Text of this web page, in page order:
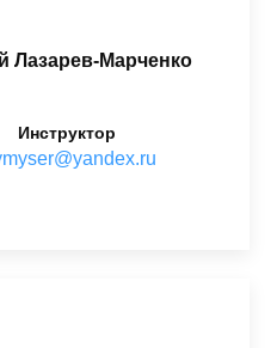
Лазарев-Марченко
Инструктор